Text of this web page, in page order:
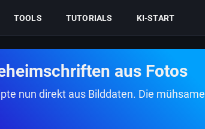
TOOLS TUTORIALS KI-START
aus Fotos
nun direkt aus Bilddaten. Die mühsame